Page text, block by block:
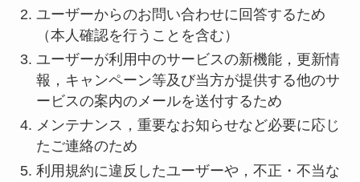
ユーザーからのお問い合わせに回答するため
（本人確認を行うことを含む）
ユーザーが利用中のサービスの新機能，更新情
報，キャンペーン等及び当方が提供する他のサ
ービスの案内のメールを送付するため
メンテナンス，重要なお知らせなど必要に応じ
たご連絡のため
利用規約に違反したユーザーや，不正・不当な